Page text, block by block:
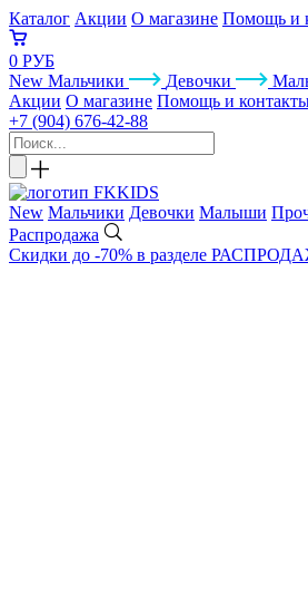
Каталог Акции О магазине Помощь и
0 РУБ
New Мальчики Девочки
Акции О магазине Помощь и
+7 (904) 676-42-88
New Мальчики Девочки Малыши
Распродажа
Скидки до -70% в разделе